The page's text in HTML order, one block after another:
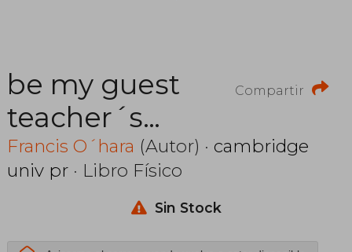
Compartir
be my guest
teacher´s
book,english
for the hotel
Francis O´hara (Autor) · cambridge
univ pr · Libro Físico
Sin Stock